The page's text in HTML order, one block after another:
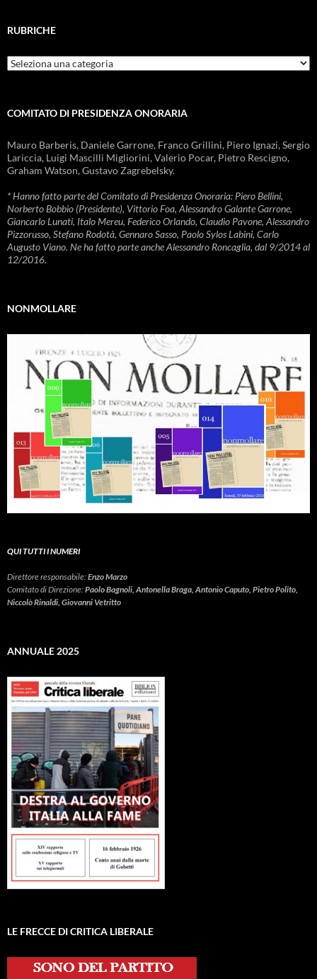
RUBRICHE
Rubriche
COMITATO DI PRESIDENZA ONORARIA
Mauro Barberis, Daniele Garrone, Franco Grillini, Piero Ignazi, Sergio
Lariccia, Luigi Mascilli Migliorini, Valerio Pocar, Pietro Rescigno,
Graham Watson, Gustavo Zagrebelsky.
* Hanno fatto parte del Comitato di Presidenza Onoraria: Piero Bellini,
Norberto Bobbio (Presidente), Vittorio Foa, Alessandro Galante Garrone,
Giancarlo Lunati, Italo Mereu, Federico Orlando, Claudio Pavone, Alessandro
Pizzorusso, Stefano Rodotà, Gennaro Sasso, Paolo Sylos Labini, Carlo
Augusto Viano. Ne ha fatto parte anche Alessandro Roncaglia, dal 9/2014 al
12/2016.
NONMOLLARE
QUI TUTTI I NUMERI
Direttore responsabile:Enzo Marzo
Comitato di Direzione:Paolo Bagnoli, Antonella Braga, Antonio Caputo, Pietro Polito,
Niccolò Rinaldi, Giovanni Vetritto
ANNUALE 2025
LE FRECCE DI CRITICA LIBERALE